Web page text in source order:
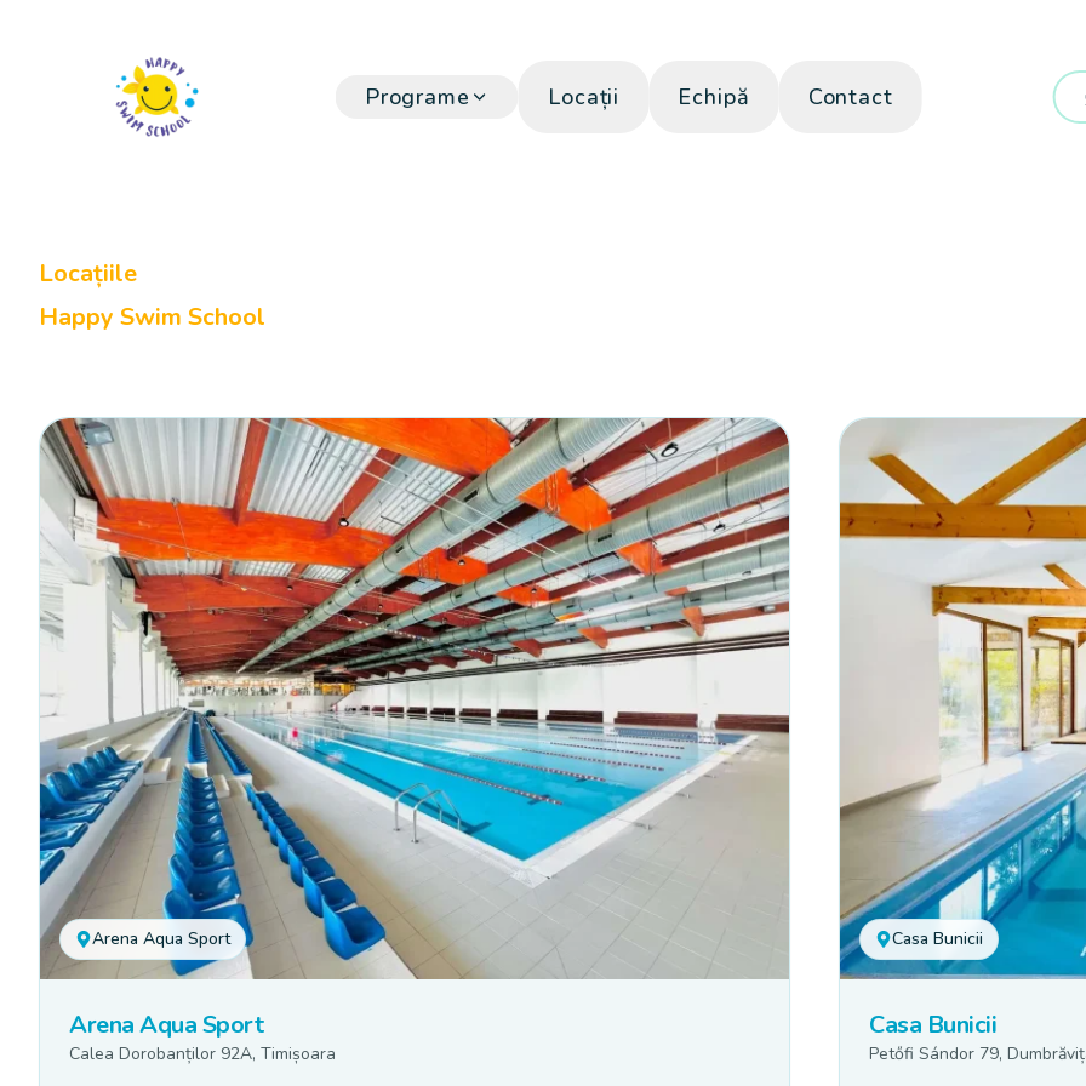
Programe Locații Echipă Contact
Locațiile
Happy Swim School
Arena Aqua Sport
Arena Aqua Sport
Calea Dorobanților 92A, Timișoara
Casa Bunicii
Casa Bunicii
Petőfi Sándor 79,